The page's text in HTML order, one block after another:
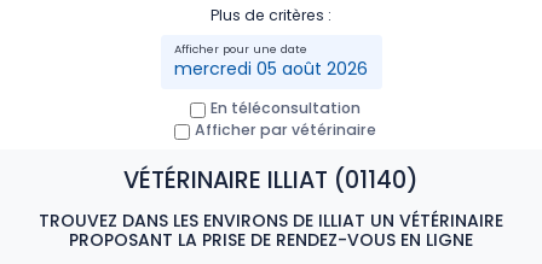
Plus de critères :
mercredi 05 août 2026
En téléconsultation
Afficher par vétérinaire
VÉTÉRINAIRE ILLIAT (01140)
TROUVEZ DANS LES ENVIRONS DE ILLIAT UN VÉTÉRINAIRE
PROPOSANT LA PRISE DE RENDEZ-VOUS EN LIGNE